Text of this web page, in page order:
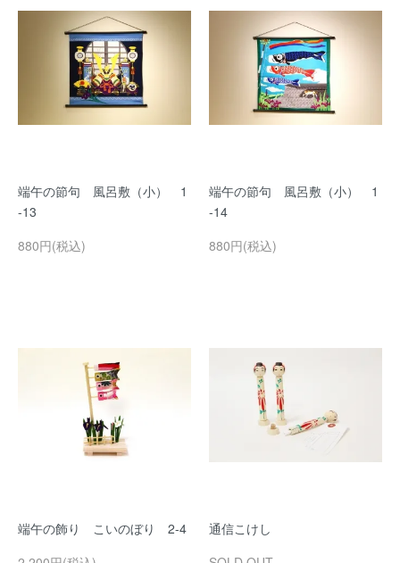
端午の節句 風呂敷（小） 1
-13
880円(税込)
端午の節句 風呂敷（小） 1
-14
880円(税込)
端午の飾り こいのぼり 2-4
通信こけし